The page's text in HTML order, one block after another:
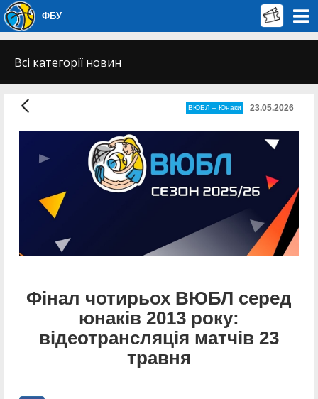
ФБУ
Всі категорії новин
ВЮБЛ – Юнаки 23.05.2026
Фінал чотирьох ВЮБЛ серед
юнаків 2013 року:
відеотрансляція матчів 23
травня